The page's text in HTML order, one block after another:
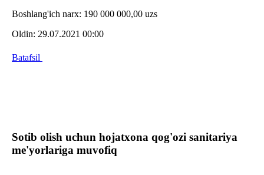
Boshlang'ich narx: 190 000 000,00 uzs
Oldin: 29.07.2021 00:00
Batafsil
Sotib olish uchun hojatxona qog'ozi sanitariya
me'yorlariga muvofiq